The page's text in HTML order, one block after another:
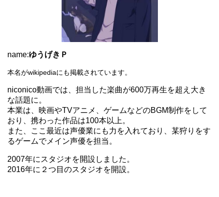
name:ゆうげきＰ
本名がwikipediaにも掲載されています。
niconico動画では、担当した楽曲が600万再生を超え大き
な話題に。
本業は、映画やTVアニメ、ゲームなどのBGM制作をして
おり、携わった作品は100本以上。
また、ここ最近は声優業にも力を入れており、某狩りをす
るゲームでメイン声優を担当。
2007年にスタジオを開設しました。
2016年に２つ目のスタジオを開設。